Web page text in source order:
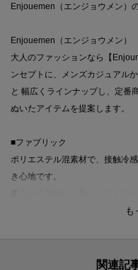
Enjouemen（エンジョウメン）
Enjouemen（エンジョウメン）
大人のファッションなら【
ンセプトに、メンズカジュアル
と 幅広くラインナップし、定番
ぬいたアイテムを提案します。
■ファブリック
ポリエステル混素材で、接触冷
き心地です。